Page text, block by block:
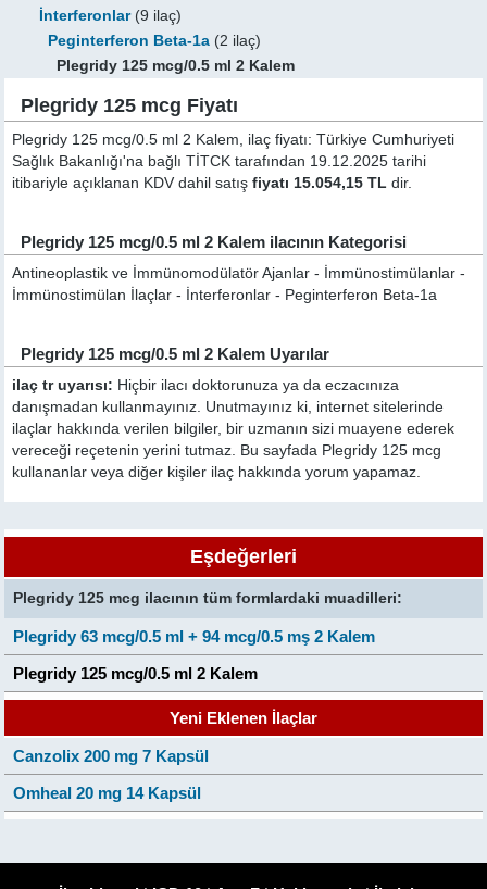
İnterferonlar(9 ilaç)
Peginterferon Beta-1a (2 ilaç)
Plegridy 125 mcg/0.5 ml 2 Kalem
Plegridy 125 mcg Fiyatı
Plegridy 125 mcg/0.5 ml 2 Kalem, ilaç fiyatı: Türkiye Cumhuriyeti
Sağlık Bakanlığı'na bağlı TİTCK tarafından 19.12.2025 tarihi
itibariyle açıklanan KDV dahil satışfiyatı 15.054,15 TL dir.
Plegridy 125 mcg/0.5 ml 2 Kalem ilacının Kategorisi
Antineoplastik ve İmmünomodülatör Ajanlar - İmmünostimülanlar -
İmmünostimülan İlaçlar - İnterferonlar - Peginterferon Beta-1a
Plegridy 125 mcg/0.5 ml 2 Kalem Uyarılar
ilaç tr uyarısı: Hiçbir ilacı doktorunuza ya da eczacınıza
danışmadan kullanmayınız. Unutmayınız ki, internet sitelerinde
ilaçlar hakkında verilen bilgiler, bir uzmanın sizi muayene ederek
vereceği reçetenin yerini tutmaz. Bu sayfada Plegridy 125 mcg
kullananlar veya diğer kişiler ilaç hakkında yorum yapamaz.
Eşdeğerleri
Plegridy 125 mcg ilacının tüm formlardaki muadilleri:
Plegridy 63 mcg/0.5 ml + 94 mcg/0.5 mş 2 Kalem
Plegridy 125 mcg/0.5 ml 2 Kalem
Yeni Eklenen İlaçlar
Canzolix 200 mg 7 Kapsül
Omheal 20 mg 14 Kapsül